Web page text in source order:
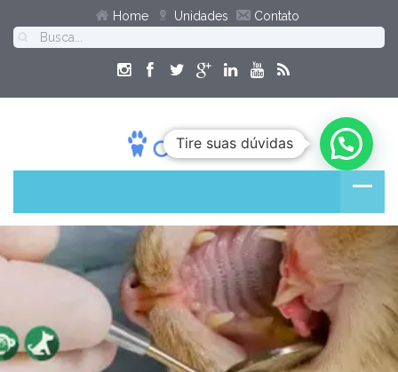
Home Unidades Contato
Tire suas dúvidas